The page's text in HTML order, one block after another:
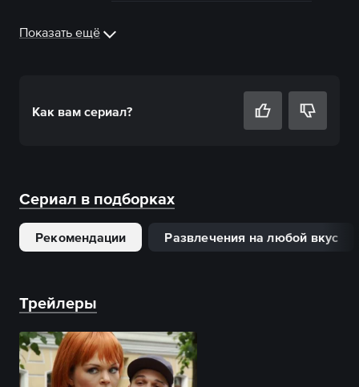
Показать ещё
Как вам сериал?
Сериал в подборках
Рекомендации Развлечения на любой вкус
Трейлеры